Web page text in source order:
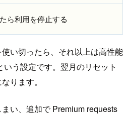
ら利用を停止する
い切ったら、それ以上は高性能
う設定です。翌月のリセット
ります。
い、追加で Premium requests